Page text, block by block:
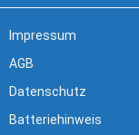
Impressum
AGB
Datenschutz
Batteriehinweis